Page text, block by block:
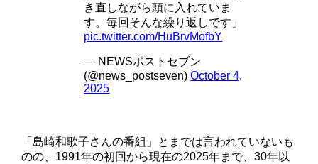
き直しながら頭に入れていま
す。毎回そんな繰り返しです」
pic.twitter.com/HuBrvMofbY
— NEWSポストセブン
(@news_postseven)October 4,
2025
「島崎和歌子さんの番組」とまでは言われていないも
のの、1991年の初回から現在の2025年まで、30年以